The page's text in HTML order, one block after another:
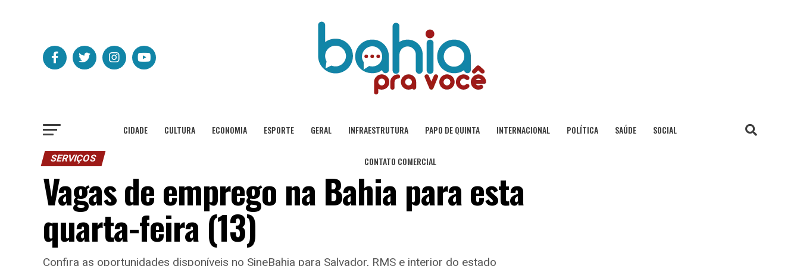
CIDADE CULTURA ECONOMIA ESPORTE GERAL INFRAESTRUTURA PAPO DE QUINTA INTERNACIONAL POLÍTICA SAÚDE SOCIAL
CONTATO COMERCIAL
SERVIÇOS
Vagas de emprego na Bahia para esta
quarta-feira (13)
Confira as oportunidades disponíveis no SineBahia para Salvador, RMS e interior do estado